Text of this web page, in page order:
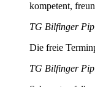
kompetent,
TG Bilfinger
Die freie
TG Bilfinger